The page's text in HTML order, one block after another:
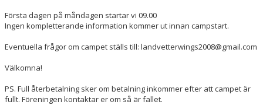
Första dagen på måndagen startar vi 09.00
Ingen kompletterande information kommer ut innan campstart.
Eventuella frågor om campet ställs till: landvetterwings2008@gmail.com
Välkomna!
PS. Full återbetalning sker om betalning inkommer efter att campet är
fullt. Föreningen kontaktar er om så är fallet.